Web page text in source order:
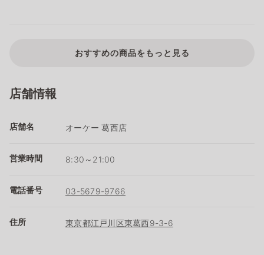
おすすめの商品をもっと見る
店舗情報
店舗名 オーケー 葛西店
営業時間 8:30～21:00
電話番号 03-5679-9766
住所 東京都江戸川区東葛西9-3-6